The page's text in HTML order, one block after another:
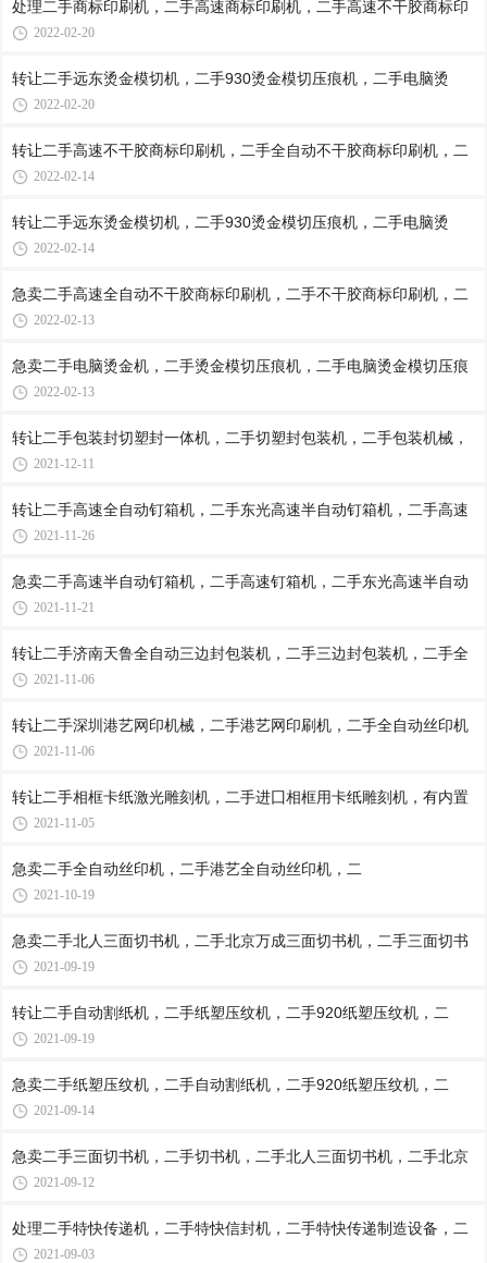
处理二手商标印刷机，二手高速商标印刷机，二手高速不干胶商标印
2022-02-20
转让二手远东烫金模切机，二手930烫金模切压痕机，二手电脑烫
2022-02-20
转让二手高速不干胶商标印刷机，二手全自动不干胶商标印刷机，二
2022-02-14
转让二手远东烫金模切机，二手930烫金模切压痕机，二手电脑烫
2022-02-14
急卖二手高速全自动不干胶商标印刷机，二手不干胶商标印刷机，二
2022-02-13
急卖二手电脑烫金机，二手烫金模切压痕机，二手电脑烫金模切压痕
2022-02-13
转让二手包装封切塑封一体机，二手切塑封包装机，二手包装机械，
2021-12-11
转让二手高速全自动钉箱机，二手东光高速半自动钉箱机，二手高速
2021-11-26
急卖二手高速半自动钉箱机，二手高速钉箱机，二手东光高速半自动
2021-11-21
转让二手济南天鲁全自动三边封包装机，二手三边封包装机，二手全
2021-11-06
转让二手深圳港艺网印机械，二手港艺网印刷机，二手全自动丝印机
2021-11-06
转让二手相框卡纸激光雕刻机，二手进囗相框用卡纸雕刻机，有内置
2021-11-05
​急卖二手全自动丝印机，二手港艺全自动丝印机，二
2021-10-19
急卖二手北人三面切书机，二手北京万成三面切书机，二手三面切书
2021-09-19
转让二手自动割纸机，二手纸塑压纹机，二手920纸塑压纹机，二
2021-09-19
急卖二手纸塑压纹机，二手自动割纸机，二手920纸塑压纹机，二
2021-09-14
急卖二手三面切书机，二手切书机，二手北人三面切书机，二手北京
2021-09-12
处理二手特快传递机，二手特快信封机，二手特快传递制造设备，二
2021-09-03